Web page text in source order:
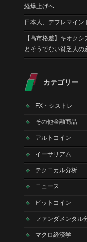
経爆上げへ
日本人、デフレマイ
【高市格差】キオク
とそうでない貧乏人の
カテゴリー
FX・シストレ
その他金融商品
アルトコイン
イーサリアム
テクニカル分析
ニュース
ビットコイン
ファンダメンタル
マクロ経済学